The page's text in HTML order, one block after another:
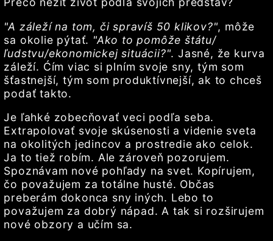
"A záleží na tom, či spravíš 50 klikov?", môže
sa okolie pýtať. "Ako to pomôže štátu/
ľudstvu/ekonomickej situácii?". Jasné, že kurva
záleží. Ćím viac si plním svoje sny, tým som
šťastnejší, tým som produktívnejší, ak to chceš
podať takto.
Je ľahké zobecňovať veci podľa seba.
Extrapolovať svoje skúsenosti a videnie sveta
na okolitých jedincov a prostredie ako celok.
Ja to tiež robím. Ale zároveň pozorujem.
Spoznávam nové pohľady na svet. Kopírujem,
čo považujem za totálne husté. Občas
preberám dokonca sny iných. Lebo to
považujem za dobrý nápad. A tak si rozširujem
nové obzory a učím sa.